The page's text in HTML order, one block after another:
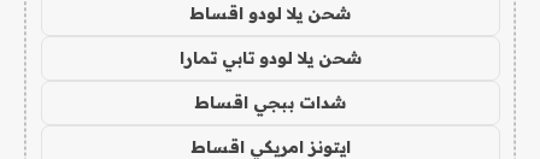
شحن يلا لودو اقساط
شحن يلا لودو تابي تمارا
شدات ببجي اقساط
ايتونز امريكي اقساط